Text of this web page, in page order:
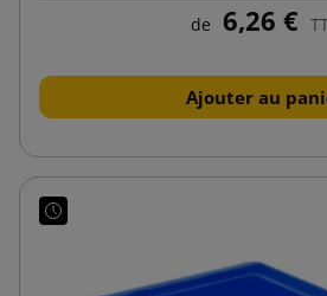
de 6,26 €
Ajouter au